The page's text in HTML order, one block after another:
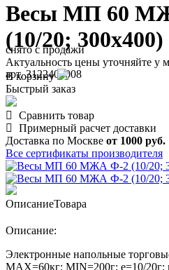
Весы МП 60
(10/20;
арт. 3122400008
снято с продажи
Актуальность цены уточняйте у
В корзину
Быстрый заказ
Сравнить товар
Примерный расчет доставки
Доставка по Москве от 1000 руб.
Все сертификаты производителя
ОписаниеТовара
Описание:
Электронные напольные
MAX=60кг; MIN=200г; e=10/